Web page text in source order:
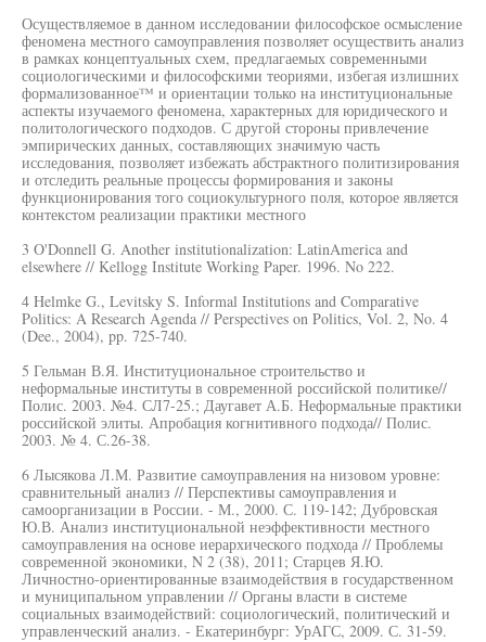
Осуществляемое в данном исследовании философское осмысление
феномена местного самоуправления позволяет осуществить анализ
в рамках концептуальных схем, предлагаемых современными
социологическими и философскими теориями, избегая излишних
формализованное™ и ориентации только на институциональные
аспекты изучаемого феномена, характерных для юридического и
политологического подходов. С другой стороны привлечение
эмпирических данных, составляющих значимую часть
исследования, позволяет избежать абстрактного политизирования
и отследить реальные процессы формирования и законы
функционирования того социокультурного поля, которое является
контекстом реализации практики местного
3 O'Donnell G. Another institutionalization: LatinAmerica and
elsewhere // Kellogg Institute Working Paper. 1996. No 222.
4 Helmke G., Levitsky S. Informal Institutions and Comparative
Politics: A Research Agenda // Perspectives on Politics, Vol. 2, No. 4
(Dee., 2004), pp. 725-740.
5 Гельман В.Я. Институциональное строительство и
неформальные институты в современной российской политике//
Полис. 2003. №4. СЛ7-25.; Даугавет А.Б. Неформальные практики
российской элиты. Апробация когнитивного подхода// Полис.
2003. № 4. С.26-38.
6 Лысякова Л.М. Развитие самоуправления на низовом уровне:
сравнительный анализ // Перспективы самоуправления и
самоорганизации в России. - М., 2000. С. 119-142; Дубровская
Ю.В. Анализ институциональной неэффективности местного
самоуправления на основе иерархического подхода // Проблемы
современной экономики, N 2 (38), 2011; Старцев Я.Ю.
Личностно-ориентированные взаимодействия в государственном
и муниципальном управлении // Органы власти в системе
социальных взаимодействий: социологический, политический и
управленческий анализ. - Екатеринбург: УрАГС, 2009. С. 31-59.